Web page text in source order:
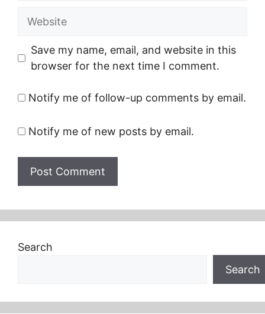
Website
Save my name, email, and website in this
browser for the next time I comment.
Notify me of follow-up comments by email.
Notify me of new posts by email.
Search
Search